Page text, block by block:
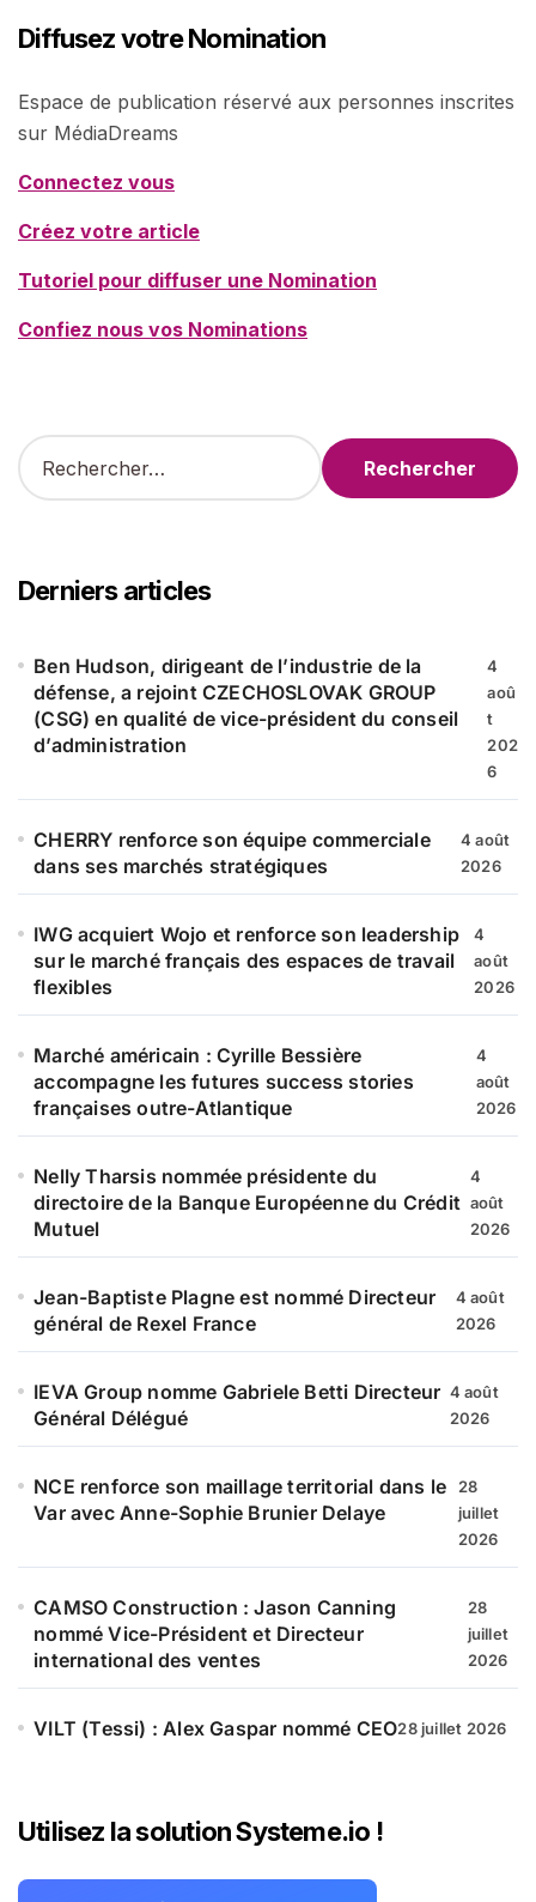
Diffusez votre Nomination
Espace de publication réservé aux personnes inscrites
sur MédiaDreams
Connectez vous
Créez votre article
Tutoriel pour diffuser une Nomination
Confiez nous vos Nominations
R
e
r
c
e
Derniers articles
Ben Hudson, dirigeant de l’industrie de la
défense, a rejoint CZECHOSLOVAK GROUP
(CSG) en qualité de vice-président du conseil
d’administration
4
aoû
t
202
6
CHERRY renforce son équipe commerciale
dans ses marchés stratégiques
4 août
2026
IWG acquiert Wojo et renforce son leadership
sur le marché français des espaces de travail
flexibles
4
août
2026
Marché américain : Cyrille Bessière
accompagne les futures success stories
françaises outre-Atlantique
4
août
2026
Nelly Tharsis nommée présidente du
directoire de la Banque Européenne du Crédit
Mutuel
4
août
2026
Jean-Baptiste Plagne est nommé Directeur
général de Rexel France
4 août
2026
IEVA Group nomme Gabriele Betti Directeur
Général Délégué
4 août
2026
NCE renforce son maillage territorial dans le
Var avec Anne-Sophie Brunier Delaye
28
juillet
2026
CAMSO Construction : Jason Canning
nommé Vice-Président et Directeur
international des ventes
28
juillet
2026
VILT (Tessi) : Alex Gaspar nommé CEO28 juillet 2026
Utilisez la solution Systeme.io !